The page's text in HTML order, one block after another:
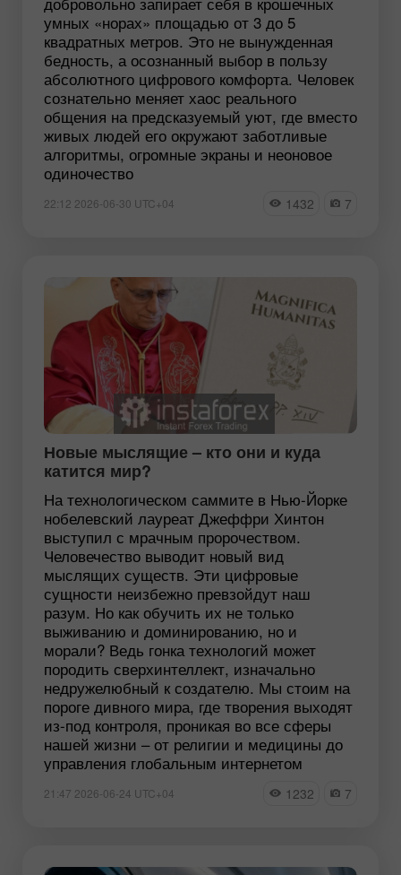
умных «норах» площадью от 3 до 5
квадратных метров. Это не вынужденная
бедность, а осознанный выбор в пользу
абсолютного цифрового комфорта. Человек
сознательно меняет хаос реального
общения на предсказуемый уют, где вместо
живых людей его окружают заботливые
алгоритмы, огромные экраны и неоновое
одиночество
22:12 2026-06-30 UTC+04 1432 7
Новые мыслящие – кто они и куда
катится мир?
На технологическом саммите в Нью-Йорке
нобелевский лауреат Джеффри Хинтон
выступил с мрачным пророчеством.
Человечество выводит новый вид
мыслящих существ. Эти цифровые
сущности неизбежно превзойдут наш
разум. Но как обучить их не только
выживанию и доминированию, но и
морали? Ведь гонка технологий может
породить сверхинтеллект, изначально
недружелюбный к создателю. Мы стоим на
пороге дивного мира, где творения выходят
из-под контроля, проникая во все сферы
нашей жизни – от религии и медицины до
управления глобальным интернетом
21:47 2026-06-24 UTC+04 1232 7